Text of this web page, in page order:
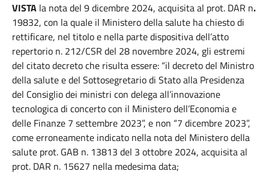
VISTA la nota del 9 dicembre 2024, acquisita al prot. DAR n.
19832, con la quale il Ministero della salute ha chiesto di
rettificare, nel titolo e nella parte dispositiva dell’atto
repertorio n. 212/CSR del 28 novembre 2024, gli estremi
del citato decreto che risulta essere: “il decreto del Ministro
della salute e del Sottosegretario di Stato alla Presidenza
del Consiglio dei ministri con delega all’innovazione
tecnologica di concerto con il Ministero dell’Economia e
delle Finanze 7 settembre 2023”, e non “7 dicembre 2023”,
come erroneamente indicato nella nota del Ministero della
salute prot. GAB n. 13813 del 3 ottobre 2024, acquisita al
prot. DAR n. 15627 nella medesima data;